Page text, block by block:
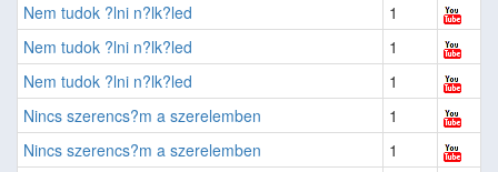
Nem tudok ?lni n?lk?led
1
Nem tudok ?lni n?lk?led
1
Nem tudok ?lni n?lk?led
1
Nincs szerencs?m a szerelemben
1
Nincs szerencs?m a szerelemben
1